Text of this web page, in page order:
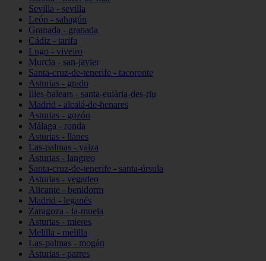
Sevilla - sevilla
León - sahagún
Granada - granada
Cádiz - tarifa
Lugo - viveiro
Murcia - san-javier
Santa-cruz-de-tenerife - tacoronte
Asturias - grado
Illes-balears - santa-eulària-des-riu
Madrid - alcalá-de-henares
Asturias - gozón
Málaga - ronda
Asturias - llanes
Las-palmas - yaiza
Asturias - langreo
Santa-cruz-de-tenerife - santa-úrsula
Asturias - vegadeo
Alicante - benidorm
Madrid - leganés
Zaragoza - la-muela
Asturias - mieres
Melilla - melilla
Las-palmas - mogán
Asturias - parres